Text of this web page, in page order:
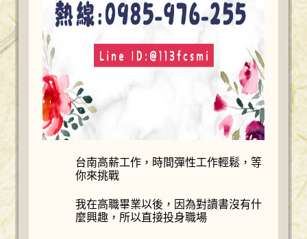
台南高薪工作，時間彈性工作輕鬆，等
你來挑戰
我在高職畢業以後，因為對讀書沒有什
麼興趣，所以直接投身職場